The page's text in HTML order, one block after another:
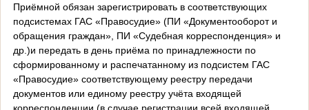
Приёмной обязан зарегистрировать в соответствующих
подсистемах ГАС «Правосудие» (ПИ «Документооборот и
обращения граждан», ПИ «Судебная корреспонденция» и
др.)и передать в день приёма по принадлежности по
сформированному и распечатанному из подсистем ГАС
«Правосудие» соответствующему реестру передачи
документов или единому реестру учёта входящей
корреспонденции (в случае регистрации всей входящей